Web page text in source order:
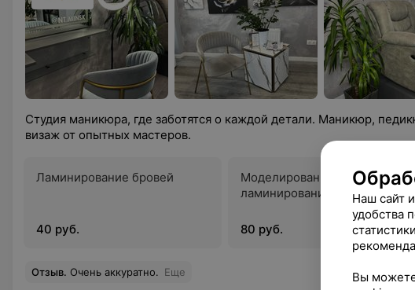
Студия маникюра, где заботятся о каждой детали. Маникюр,
визаж от опытных мастеров.
Ламинирование бровей
40 руб.
Моделирование бровей +
ламинирование бровей
80 руб.
Отзыв. Очень аккуратно. Еще
Наш сайт
удобства
Вы